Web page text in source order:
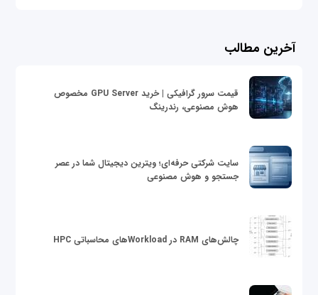
آخرین مطالب
قیمت سرور گرافیکی | خرید GPU Server مخصوص
هوش مصنوعی، رندرینگ
سایت شرکتی حرفه‌ای؛ ویترین دیجیتال شما در عصر
جستجو و هوش مصنوعی
چالش‌های RAM در Workloadهای محاسباتی HPC